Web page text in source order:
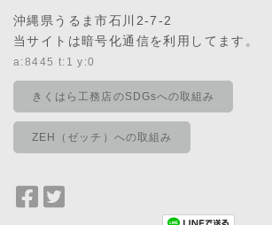
沖縄県うるま市石川2-7-2
当サイトは暗号化通信を利用してます。
a:8445 t:1 y:0
きくはら工務店のSDGsへの取組み
ZEH（ゼッチ）への取組み
Facebook